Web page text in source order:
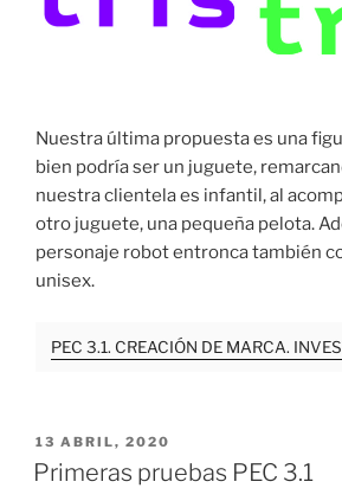
Nuestra última propuesta es una
bien podría ser un juguete,
nuestra clientela es infantil, al
otro juguete, una pequeña pelota.
personaje robot entronca también
unisex.
PEC 3.1. CREACIÓN DE MARCA.
PUBLICADO
EL
13 ABRIL, 2020
Primeras pruebas PEC 3.1